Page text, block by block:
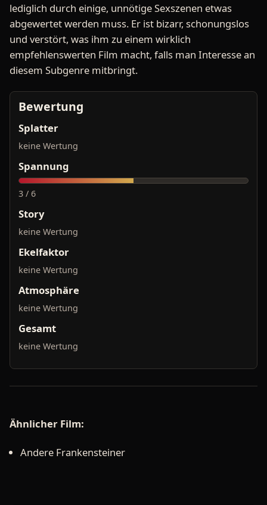
lediglich durch einige, unnötige Sexszenen etwas
abgewertet werden muss. Er ist bizarr, schonungslos
und verstört, was ihm zu einem wirklich
empfehlenswerten Film macht, falls man Interesse an
diesem Subgenre mitbringt.
Bewertung
Splatter
keine Wertung
Spannung
3 / 6
Story
keine Wertung
Ekelfaktor
keine Wertung
Atmosphäre
keine Wertung
Gesamt
keine Wertung
Ähnlicher Film:
Andere Frankensteiner